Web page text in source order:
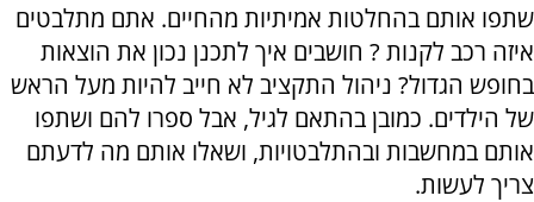
שתפו אותם בהחלטות אמיתיות מהחיים. אתם מתלבטים
איזה רכב לקנות ? חושבים איך לתכנן נכון את הוצאות
בחופש הגדול? ניהול התקציב לא חייב להיות מעל הראש
של הילדים. כמובן בהתאם לגיל, אבל ספרו להם ושתפו
אותם במחשבות ובהתלבטויות, ושאלו אותם מה לדעתם
צריך לעשות.